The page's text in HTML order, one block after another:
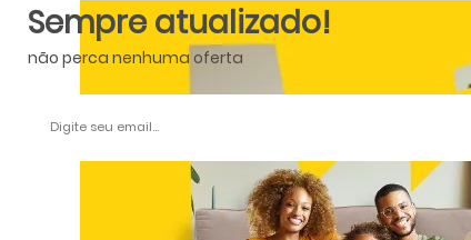
Sempre atualizado!
não perca nenhuma oferta